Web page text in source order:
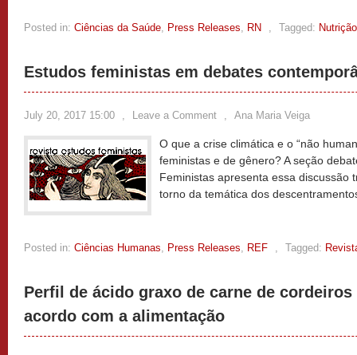
Posted in: Ciências da Saúde, Press Releases, RN , Tagged: Nutrição
Estudos feministas em debates
July 20, 2017 15:00 , Leave a Comment , Ana Maria Veiga
O que a crise climática e o “não
feministas e de gênero? A seção
Feministas apresenta essa discussão
torno da temática dos
Posted in: Ciências Humanas, Press Releases, REF , Tagged:
Perfil de ácido graxo de carne de
acordo com a alimentação